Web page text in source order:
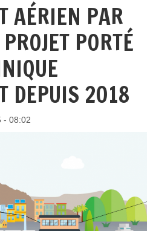
AÉRIEN PAR
PORTÉ
DEPUIS 2018
- 08:02